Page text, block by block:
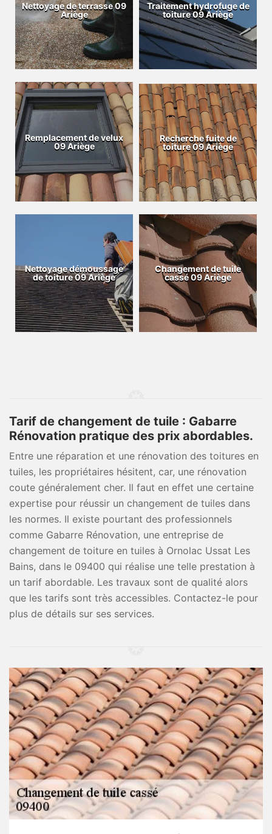
Nettoyage de terrasse 09
Ariège
Traitement hydrofuge de
toiture 09 Ariège
Remplacement de velux
09 Ariège
Recherche fuite de
toiture 09 Ariège
Nettoyage démoussage
de toiture 09 Ariège
Changement de tuile
cassé 09 Ariège
Tarif de changement de tuile : Gabarre
Rénovation pratique des prix abordables.
Entre une réparation et une rénovation des toitures en
tuiles, les propriétaires hésitent, car, une rénovation
coute généralement cher. Il faut en effet une certaine
expertise pour réussir un changement de tuiles dans
les normes. Il existe pourtant des professionnels
comme Gabarre Rénovation, une entreprise de
changement de toiture en tuiles à Ornolac Ussat Les
Bains, dans le 09400 qui réalise une telle prestation à
un tarif abordable. Les travaux sont de qualité alors
que les tarifs sont très accessibles. Contactez-le pour
plus de détails sur ses services.